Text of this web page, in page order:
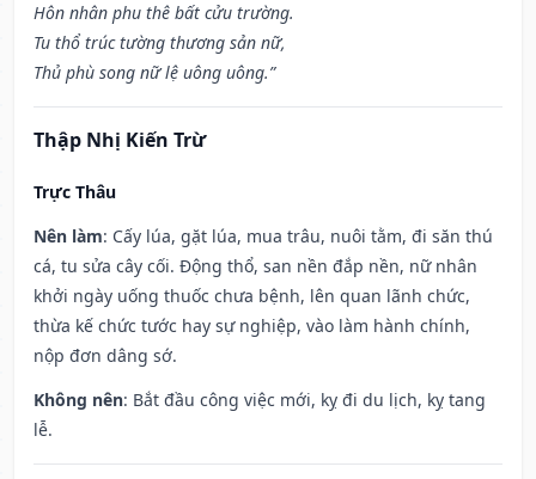
Hôn nhân phu thê bất cửu trường.
Tu thổ trúc tường thương sản nữ,
Thủ phù song nữ lệ uông uông.”
Thập Nhị Kiến Trừ
Trực Thâu
Nên làm: Cấy lúa, gặt lúa, mua trâu, nuôi tằm, đi săn thú
cá, tu sửa cây cối. Động thổ, san nền đắp nền, nữ nhân
khởi ngày uống thuốc chưa bệnh, lên quan lãnh chức,
thừa kế chức tước hay sự nghiệp, vào làm hành chính,
nộp đơn dâng sớ.
Không nên: Bắt đầu công việc mới, kỵ đi du lịch, kỵ tang
lễ.